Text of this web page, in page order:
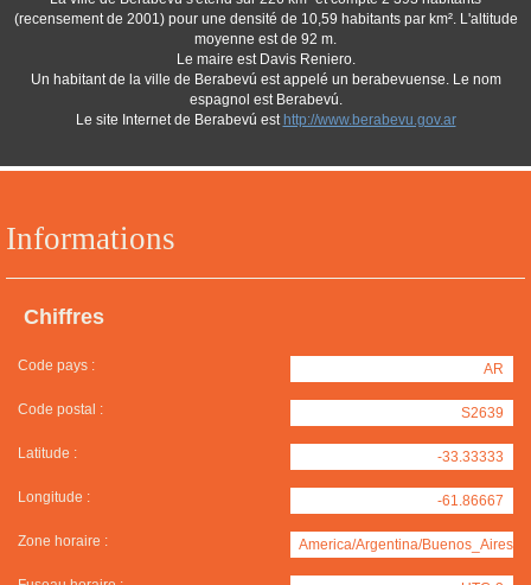
Informations
Chiffres
Code pays : AR
Code postal : S2639
Latitude : -33.33333
Longitude : -61.86667
Zone horaire : America/Argentina/Buenos_Aires
(recensement de 2001) pour une densité de 10,59 habitants par km². L'altitude
moyenne est de 92 m.
Le maire est Davis Reniero.
Un habitant de la ville de Berabevú est appelé un berabevuense. Le nom
espagnol est Berabevú.
Le site Internet de Berabevú est http://www.berabevu.gov.ar